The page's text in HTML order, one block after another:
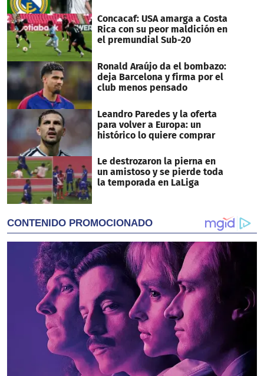
Concacaf: USA amarga a Costa
Rica con su peor maldición en
el premundial Sub-20
Ronald Araújo da el bombazo:
deja Barcelona y firma por el
club menos pensado
Leandro Paredes y la oferta
para volver a Europa: un
histórico lo quiere comprar
Le destrozaron la pierna en
un amistoso y se pierde toda
la temporada en LaLiga